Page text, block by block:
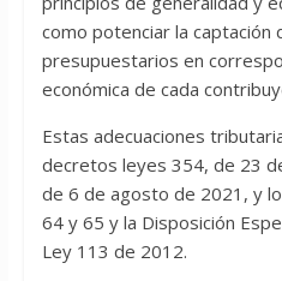
como potenciar la captación
presupuestarios en
económica de cada
Estas adecuaciones
decretos leyes 354, de 23
de 6 de agosto de 2021, y
64 y 65 y la Disposición
Ley 113 de 2012.